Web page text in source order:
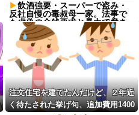
飲酒強要・スーパーで盗み・
反社自慢の毒叔母一家。法事で
も虚偽の金銭要求と暴力で脅さ
れトラウマに…祖母の死をきっ
かけに恐怖の親戚と「永久絶
縁」を決意←自分の身の安全を
最優先にして大正解
飲酒強要・スーパーで盗み・
反社自慢の毒叔母一家。法事で
も虚偽の金銭要求と暴力で脅さ
れトラウマに…祖母の死をきっ
かけに恐怖の親戚と「永久絶
縁」を決意←自分の身の安全を
注文住宅を建てたんだけど、２年近
く待たされた挙げ句、追加費用1400